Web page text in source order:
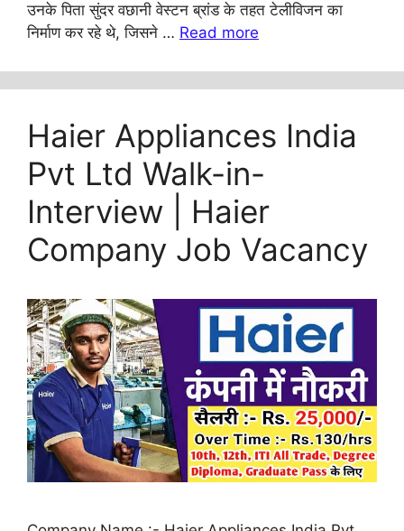
उनके पिता सुंदर वछानी वेस्टन ब्रांड के तहत टेलीविजन का
निर्माण कर रहे थे, जिसने … Read more
Haier Appliances India
Pvt Ltd Walk-in-
Interview | Haier
Company Job Vacancy